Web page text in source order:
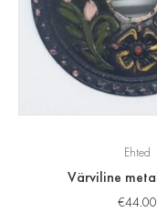
Ehted
Värviline
€44.00